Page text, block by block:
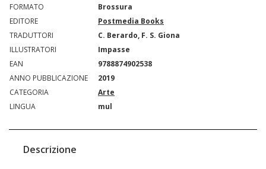
FORMATO
Brossura
EDITORE
Postmedia Books
TRADUTTORI
C. Berardo, F. S. Giona
ILLUSTRATORI
Impasse
EAN
9788874902538
ANNO PUBBLICAZIONE
2019
CATEGORIA
Arte
LINGUA
mul
Descrizione